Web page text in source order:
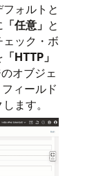
ォルトと
「任意」 と
ェック・ボ
「HTTP」
オブジェ
フィールド
ます。